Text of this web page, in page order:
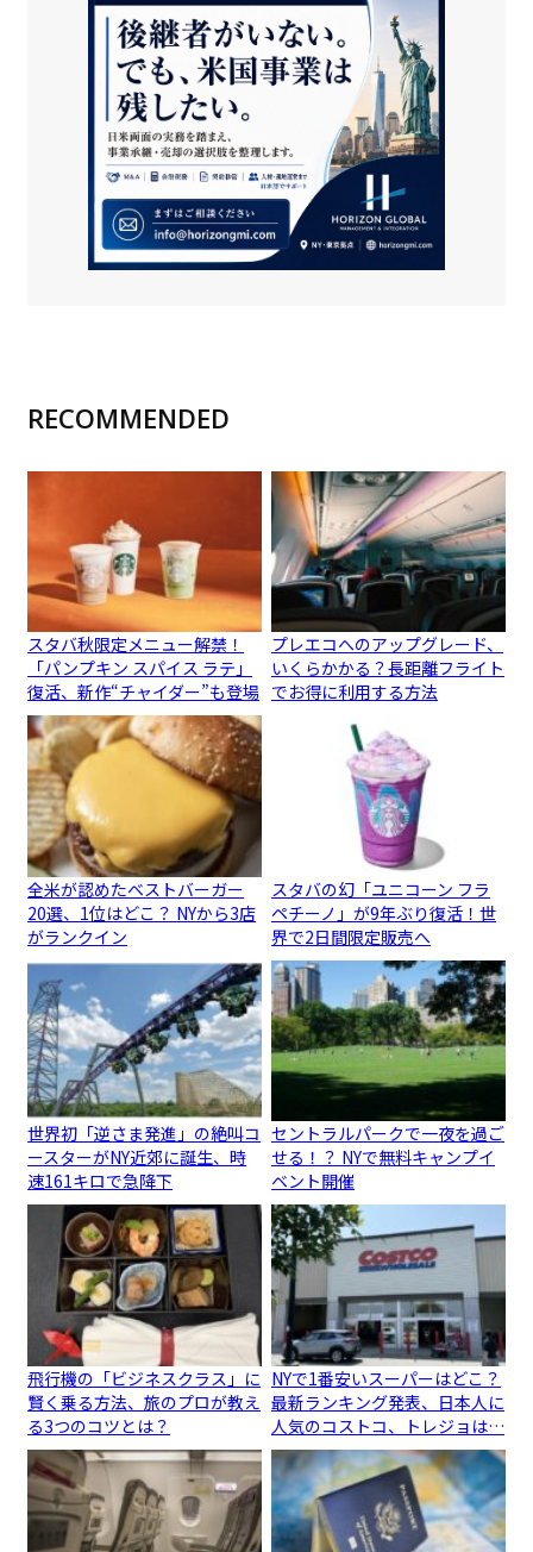
RECOMMENDED
スタバ秋限定メニュー解禁！
「パンプキン スパイス ラテ」
復活、新作“チャイダー”も登場
プレエコへのアップグレード、
いくらかかる？長距離フライト
でお得に利用する方法
全米が認めたベストバーガー
20選、1位はどこ？ NYから3店
がランクイン
スタバの幻「ユニコーン フラ
ペチーノ」が9年ぶり復活！世
界で2日間限定販売へ
世界初「逆さま発進」の絶叫コ
ースターがNY近郊に誕生、時
速161キロで急降下
セントラルパークで一夜を過ご
せる！？ NYで無料キャンプイ
ベント開催
飛行機の「ビジネスクラス」に
賢く乗る方法、旅のプロが教え
る3つのコツとは？
NYで1番安いスーパーはどこ？
最新ランキング発表、日本人に
人気のコストコ、トレジョは…